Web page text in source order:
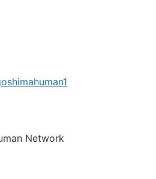
Network